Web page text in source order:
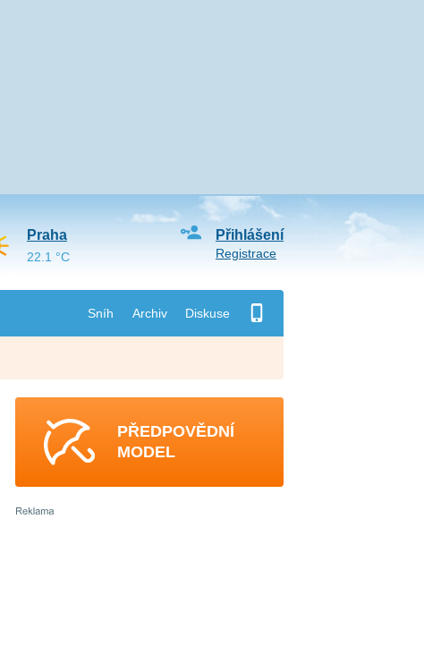
Sníh Archiv Diskuse
Přihlášení
Registrace
Praha
22.1 °C
PŘEDPOVĚDNÍ
MODEL